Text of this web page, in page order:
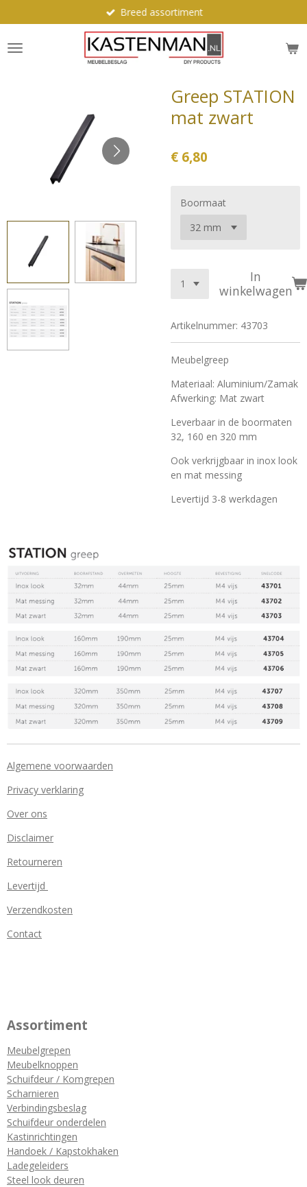
direct
naar
de
Breed assortiment
Greep STATION
mat zwart
€ 6,80
Boormaat
In
winkelwagen
Artikelnummer: 43703
Meubelgreep
Materiaal: Aluminium/Zamak
Afwerking: Mat zwart
Leverbaar in de boormaten
32, 160 en 320 mm
Ook verkrijgbaar in inox look
en mat messing
Levertijd 3-8 werkdagen
Algemene voorwaarden
Privacy verklaring
Over ons
Disclaimer
Retourneren
Levertijd
Verzendkosten
Contact
Assortiment
Meubelgrepen
Meubelknoppen
Schuifdeur / Komgrepen
Scharnieren
Verbindingsbeslag
Schuifdeur onderdelen
Kastinrichtingen
Handoek / Kapstokhaken
Ladegeleiders
Steel look deuren